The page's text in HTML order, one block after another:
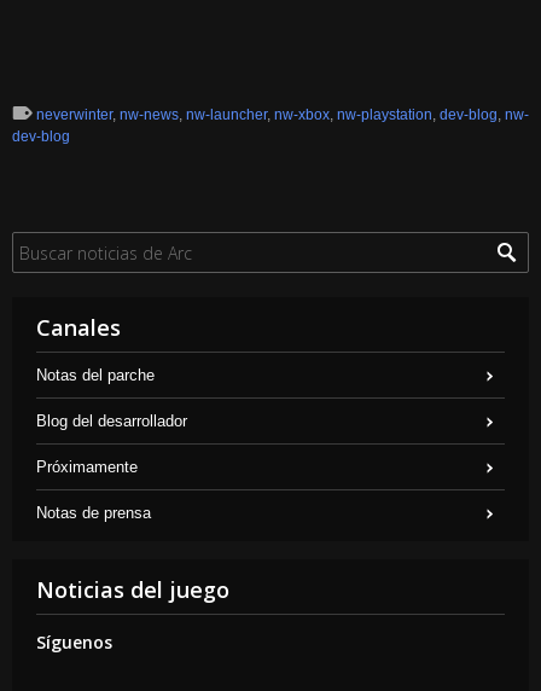
neverwinter, nw-news, nw-launcher, nw-xbox, nw-playstation, dev-blog, nw-
dev-blog
Canales
Notas del parche
Blog del desarrollador
Próximamente
Notas de prensa
Noticias del juego
Síguenos